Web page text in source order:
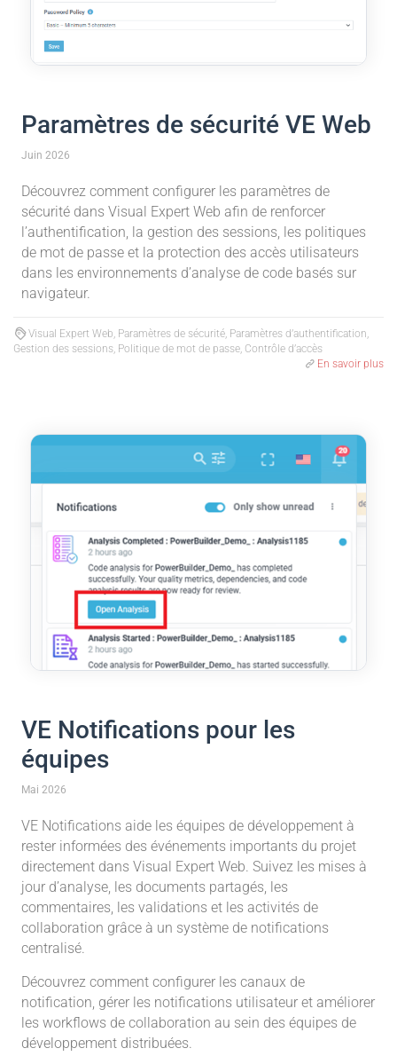
Paramètres de sécurité VE Web
Juin 2026
Découvrez comment configurer les paramètres de
sécurité dans Visual Expert Web afin de renforcer
l’authentification, la gestion des sessions, les politiques
de mot de passe et la protection des accès utilisateurs
dans les environnements d’analyse de code basés sur
navigateur.
Visual Expert Web, Paramètres de sécurité, Paramètres d’authentification,
Gestion des sessions, Politique de mot de passe, Contrôle d’accès
En savoir plus
VE Notifications pour les
équipes
Mai 2026
VE Notifications aide les équipes de développement à
rester informées des événements importants du projet
directement dans Visual Expert Web. Suivez les mises à
jour d’analyse, les documents partagés, les
commentaires, les validations et les activités de
collaboration grâce à un système de notifications
centralisé.
Découvrez comment configurer les canaux de
notification, gérer les notifications utilisateur et améliorer
les workflows de collaboration au sein des équipes de
développement distribuées.